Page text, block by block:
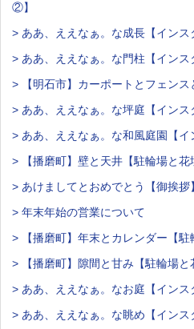
②】
> ああ、ええなぁ。な成長【インス
> ああ、ええなぁ。な門柱【インス
> 【明石市】カーポートとフェン
> ああ、ええなぁ。な坪庭【インス
> ああ、ええなぁ。な和風庭園【イ
> 【播磨町】壁と天井【駐輪場と花
> あけましてとおめでとう【御挨拶】
> 年末年始の営業について
> 【播磨町】年末とカレンダー【駐
> 【播磨町】隙間と甘み【駐輪場と
> ああ、ええなぁ。なお庭【インス
> ああ、ええなぁ。な眺め【インス